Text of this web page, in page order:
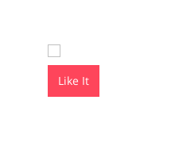
Like It